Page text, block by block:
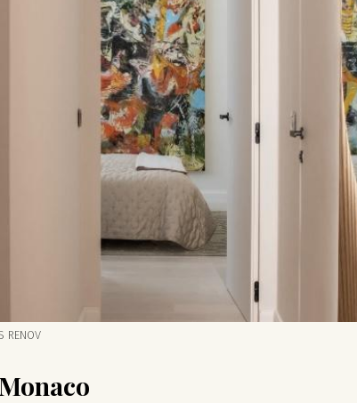
RENOV
Monaco